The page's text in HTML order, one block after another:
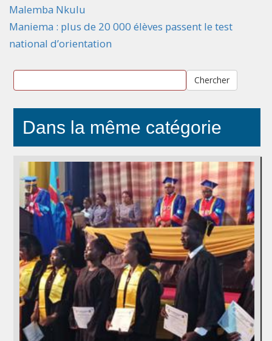
Malemba Nkulu
Maniema : plus de 20 000 élèves passent le test
national d’orientation
Chercher
Dans la même catégorie